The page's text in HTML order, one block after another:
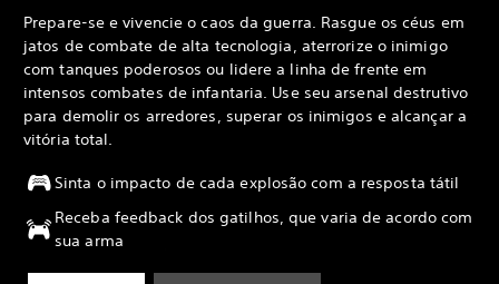
Prepare-se e vivencie o caos da guerra. Rasgue os céus em
jatos de combate de alta tecnologia, aterrorize o inimigo
com tanques poderosos ou lidere a linha de frente em
intensos combates de infantaria. Use seu arsenal destrutivo
para demolir os arredores, superar os inimigos e alcançar a
vitória total.
Sinta o impacto de cada explosão com a resposta tátil
Receba feedback dos gatilhos, que varia de acordo com
sua arma